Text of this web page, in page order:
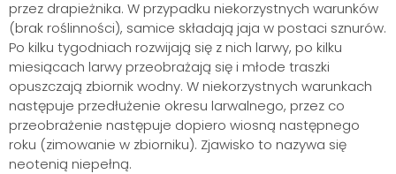
przez drapieżnika. W przypadku niekorzystnych warunków
(brak roślinności), samice składają jaja w postaci sznurów.
Po kilku tygodniach rozwijają się z nich larwy, po kilku
miesiącach larwy przeobrażają się i młode traszki
opuszczają zbiornik wodny. W niekorzystnych warunkach
następuje przedłużenie okresu larwalnego, przez co
przeobrażenie następuje dopiero wiosną następnego
roku (zimowanie w zbiorniku). Zjawisko to nazywa się
neotenią niepełną.